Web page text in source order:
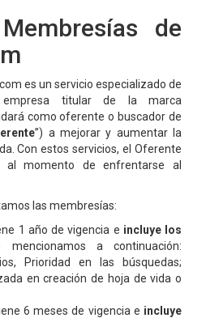
de
es un servicio especializado de
empresa titular de la marca
como oferente o buscador de
”) a mejorar y aumentar la
Con estos servicios, el Oferente
al momento de enfrentarse al
las membresías:
1 año de vigencia e incluye los
a continuación:
Prioridad en las búsquedas;
en creación de hoja de vida o
6 meses de vigencia e incluye